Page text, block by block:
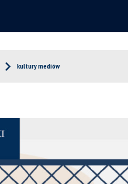
kultury mediów